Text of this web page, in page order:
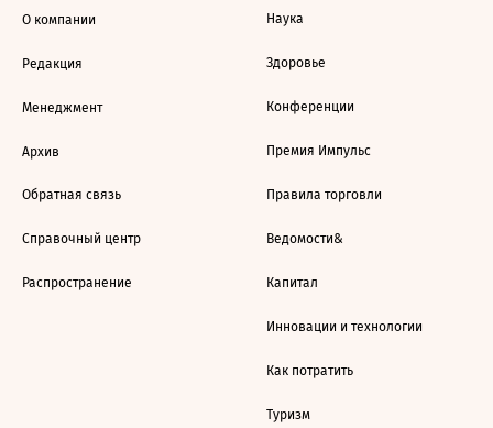
О компании
Редакция
Менеджмент
Архив
Обратная связь
Справочный центр
Распространение
Наука
Здоровье
Конференции
Премия Импульс
Правила торговли
Ведомости&
Капитал
Инновации и технологии
Как потратить
Туризм